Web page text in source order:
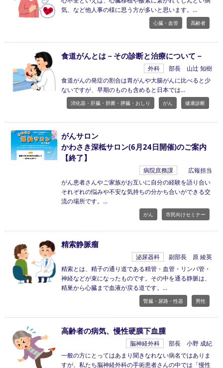
気、など他人事の様に思う方が多いと思います。
心臓・血管 高齢者
食道がんとは－その診断と治療について－
外科
部長 山辻 知樹
食道がんの発症の割合は胃がんや大腸がんに比べると少
ないですが、早期のものも含めると日本では
消化器・肝臓・胆嚢・膵臓・おしり がん 健康診断
がんサロン
かわさき深柢サロン(6月24日開催)のご案内
【終了】
病院庶務課
広報担当
がん患者さんやご家族がお互いに自分の経験を語り合い
それぞれの悩みや不安な気持ちの分かち合いができる交
流の場所です。
がん 市民向けセミナー
精索静脈瘤
泌尿器科
副部長 原 綾英
精索とは、精子の通り道である精管・血管・リンパ管・
神経などが束になったものです。その中を通る静脈は、
精巣から心臓まで血液が戻る道です。
腎臓・尿路・性器 男性
高齢者の病気、慢性硬膜下血腫
脳神経外科
部長 小野 成紀
一般の方にとってはあまり聞きなれない病名ではありま
すが、私たち脳神経外科の手術患者さんの中では「慢性